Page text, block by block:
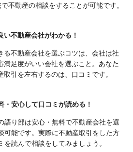
不動産の相談をすることが可能です。
い不動産会社がわかる！
る不動産会社を選ぶコツは、会社は社
満足度がいい会社を選ぶこと。あなた
取引を左右するのは、口コミです。
・安心して口コミが読める！
語り部は安心・無料で不動産会社を選
可能です。実際に不動産取引をした方
を読んで相談をしてみましょう。